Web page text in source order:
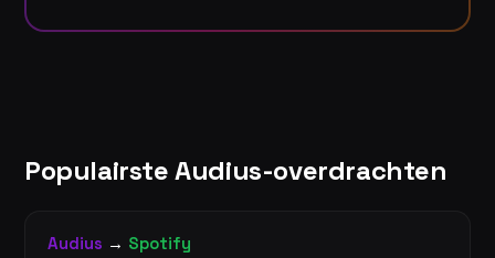
Populairste Audius-overdrachten
Audius → Spotify